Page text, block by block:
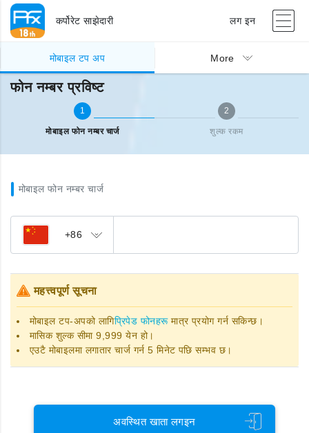
कर्पोरेट साझेदारी लग इन
मोबाइल टप अप More
मोबाइल टप अप फोन नम्बर प्रविष्ट
फोन नम्बर प्रविष्ट
1
मोबाइल फोन नम्बर चार्ज
2
शुल्क रकम
मोबाइल फोन नम्बर चार्ज
+86
महत्त्वपूर्ण सूचना
मोबाइल टप-अपको लागिप्रिपेड फोनहरूमात्र प्रयोग गर्न सकिन्छ।
मासिक शुल्क सीमा 9,999 येन हो।
एउटै मोबाइलमा लगातार चार्ज गर्न 5 मिनेट पछि सम्भव छ।
अवस्थित खाता लगइन